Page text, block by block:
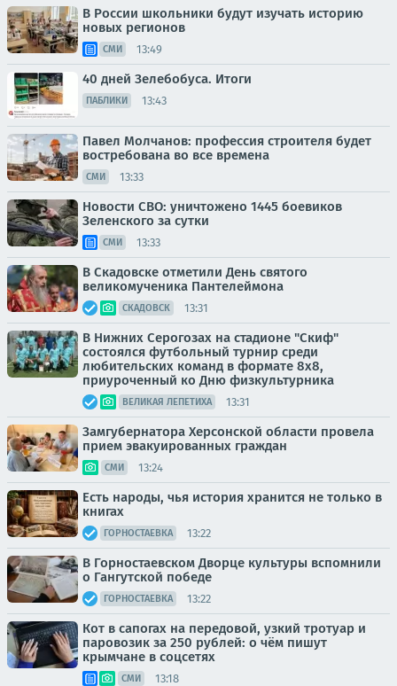
В России школьники будут изучать историю
новых регионов
СМИ 13:49
40 дней Зелебобуса. Итоги
ПАБЛИКИ 13:43
Павел Молчанов: профессия строителя будет
востребована во все времена
СМИ 13:33
Новости СВО: уничтожено 1445 боевиков
Зеленского за сутки
СМИ 13:33
В Скадовске отметили День святого
великомученика Пантелеймона
СКАДОВСК 13:31
В Нижних Серогозах на стадионе "Скиф"
состоялся футбольный турнир среди
любительских команд в формате 8х8,
приуроченный ко Дню физкультурника
ВЕЛИКАЯ ЛЕПЕТИХА 13:31
Замгубернатора Херсонской области провела
прием эвакуированных граждан
СМИ 13:24
Есть народы, чья история хранится не только в
книгах
ГОРНОСТАЕВКА 13:22
В Горностаевском Дворце культуры вспомнили
о Гангутской победе
ГОРНОСТАЕВКА 13:22
Кот в сапогах на передовой, узкий тротуар и
паровозик за 250 рублей: о чём пишут
крымчане в соцсетях
СМИ 13:18